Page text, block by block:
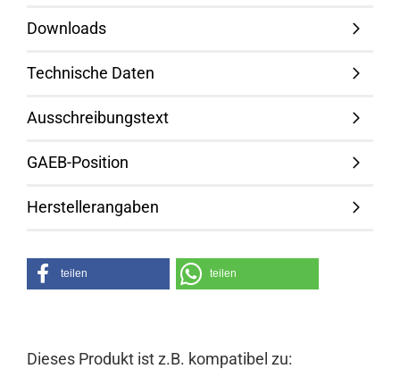
Downloads
Technische Daten
Ausschreibungstext
GAEB-Position
Herstellerangaben
teilen teilen
Dieses Produkt ist z.B. kompatibel zu: